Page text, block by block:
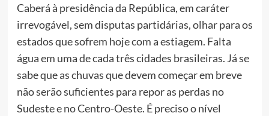
Caberá à presidência da República, em caráter
irrevogável, sem disputas partidárias, olhar para os
estados que sofrem hoje com a estiagem. Falta
água em uma de cada três cidades brasileiras. Já se
sabe que as chuvas que devem começar em breve
não serão suficientes para repor as perdas no
Sudeste e no Centro-Oeste. É preciso o nível